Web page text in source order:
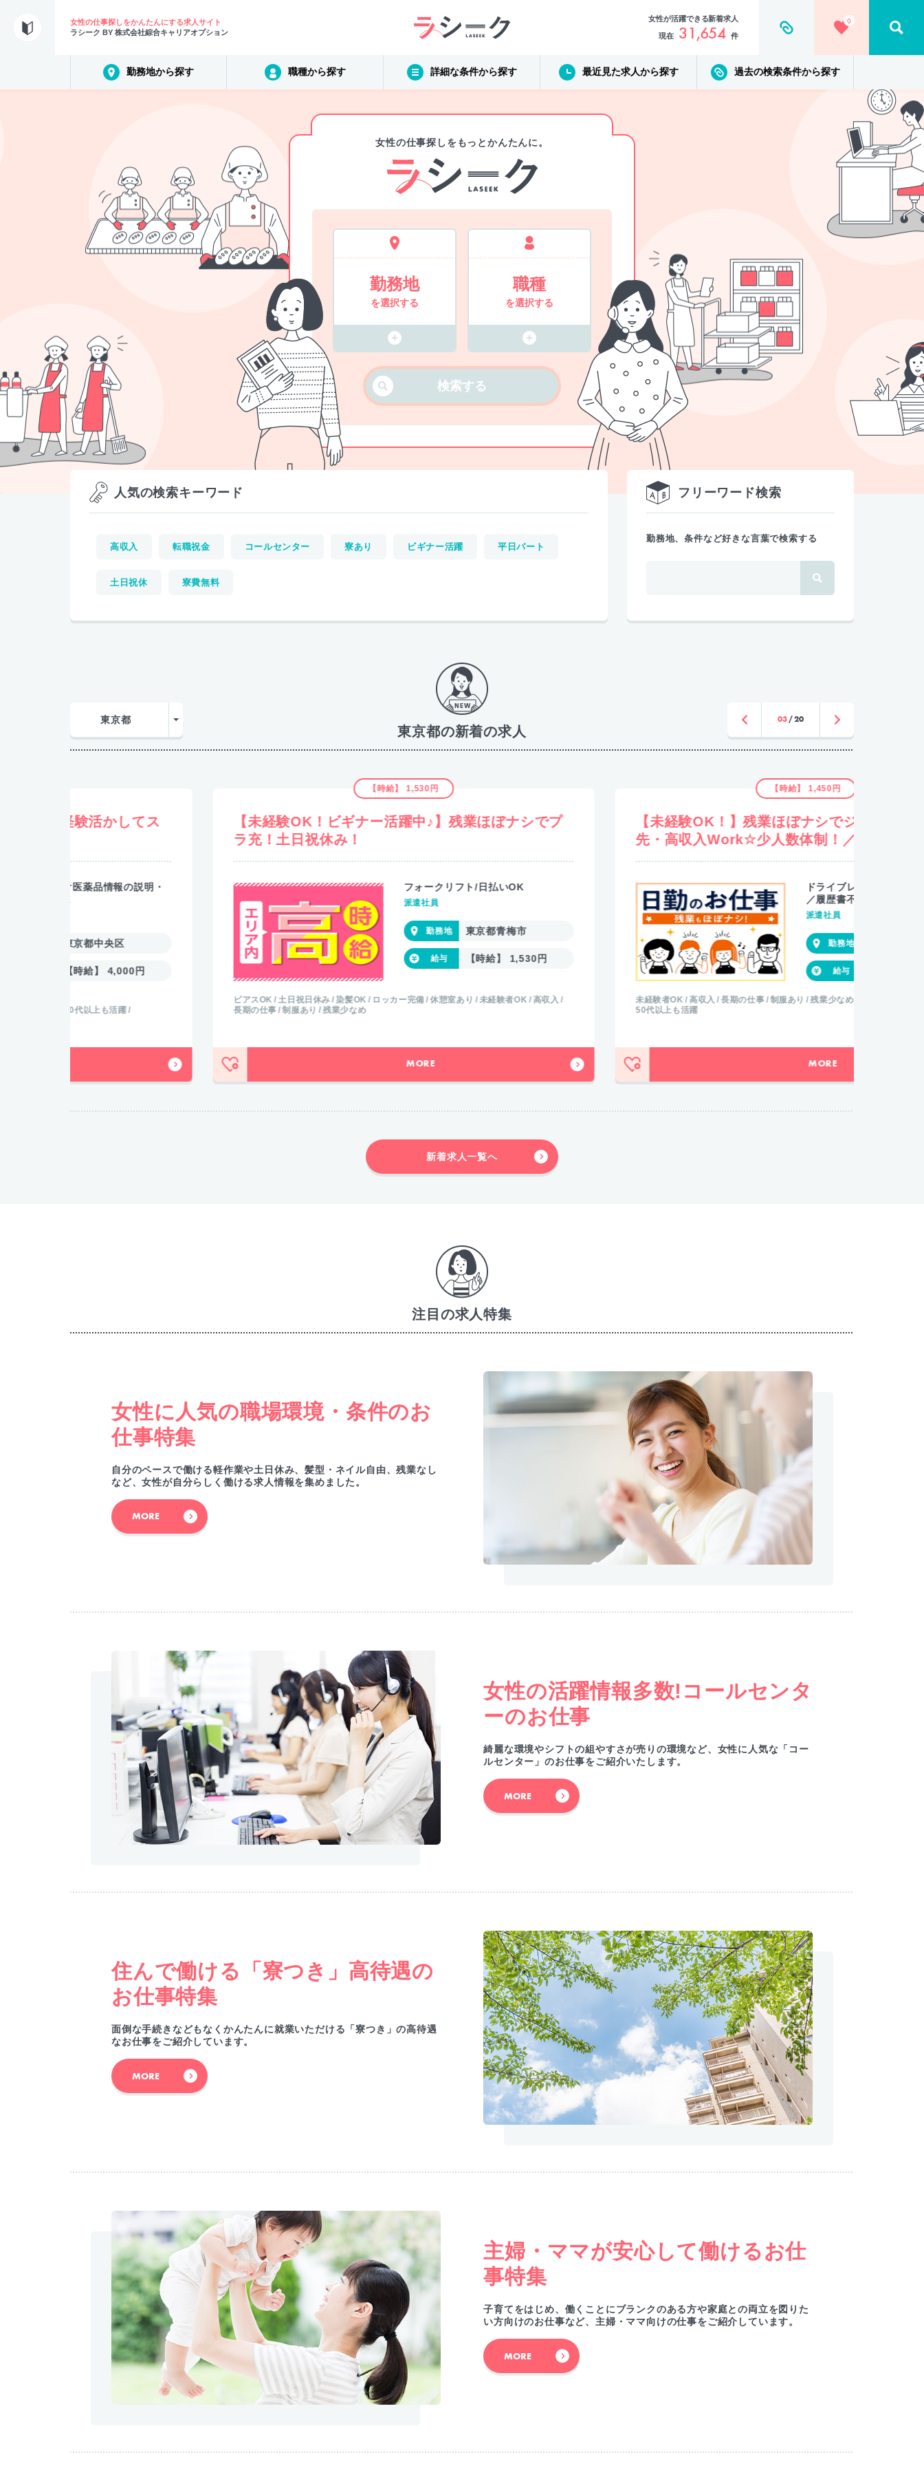
女性の仕事探しをかんたんにする求人サイト
ラシーク BY 株式会社綜合キャリアオプション
女性が活躍できる新着求人
現在 31,654 件
0
勤務地から探す 職種から探す 詳細な条件から探す 最近見た求人から探す 過去の検索条件から探す
女性の仕事探しをもっとかんたんに。
勤務地
を選択する
職種
を選択する
検索する
人気の検索キーワード
高収入 転職祝金 コールセンター 寮あり ビギナー活躍 平日パート
土日祝休 寮費無料
フリーワード検索
勤務地、条件など好きな言葉で検索する
東京都の新着の求人
東京都 03 20
【未経験OK！ビギナー活躍中♪】残業ほぼナシでプ
フォークリフト/日払いOK
派遣社員
東京都青梅市
【時給】 1,530円
ロッカー完備 休憩室あり 未経験者OK
高収入
長期の仕事
【未経験OK！】残業ほぼナシでジュージツ☆稼ぐ優
先・高収入Work☆少人数体制！／履歴書不要
ドライブレコーダーの取り付け作業
／履歴書不要
派遣社員
東京都新宿区
【時給】 1,450円
未経験者OK 高収入 制服あり 残業少なめ シフト制 少人数
新着求人一覧へ
注目の求人特集
女性に人気の職場環境・条件のお
仕事特集
自分のペースで働ける軽作業や土日休み、髪型・ネイル自由、残業なし
など、女性が自分らしく働ける求人情報を集めました。
MORE
女性の活躍情報多数!コールセンタ
ーのお仕事
綺麗な環境やシフトの組やすさが売りの環境など、女性に人気な「コー
ルセンター」のお仕事をご紹介いたします。
MORE
住んで働ける「寮つき」高待遇の
お仕事特集
面倒な手続きなどもなくかんたんに就業いただける「寮つき」の高待遇
なお仕事をご紹介しています。
MORE
主婦・ママが安心して働けるお仕
事特集
子育てをはじめ、働くことにブランクのある方や家庭との両立を図りた
い方向けのお仕事など、主婦・ママ向けの仕事をご紹介しています。
MORE